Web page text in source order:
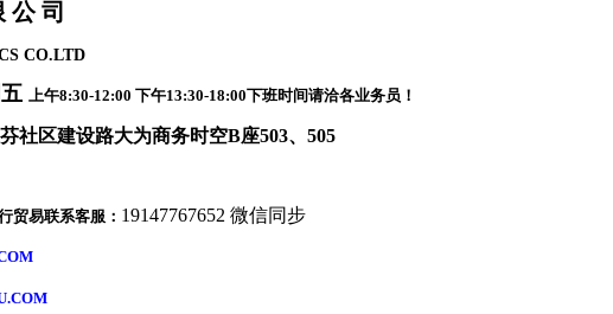
公 司
CO.LTD
上午8:30-12:00 下午13:30-18:00下班时间请洽各业务员！
社区建设路大为商务时空B座503、505
贸易联系客服： 19147767652 微信同步